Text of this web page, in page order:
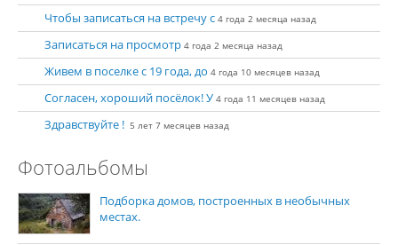
Чтобы записаться на встречу с 4 года 2 месяца назад
Записаться на просмотр 4 года 2 месяца назад
Живем в поселке с 19 года, до 4 года 10 месяцев назад
Согласен, хороший посёлок! У 4 года 11 месяцев назад
Здравствуйте ! 5 лет 7 месяцев назад
Фотоальбомы
Подборка домов, построенных в необычных
местах.